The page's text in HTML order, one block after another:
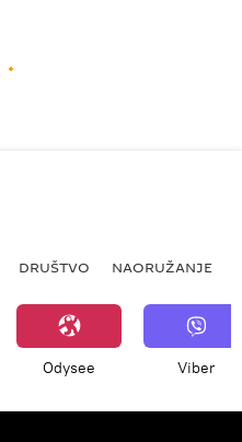
DRUŠTVO NAORUŽANJE
Odysee Viber